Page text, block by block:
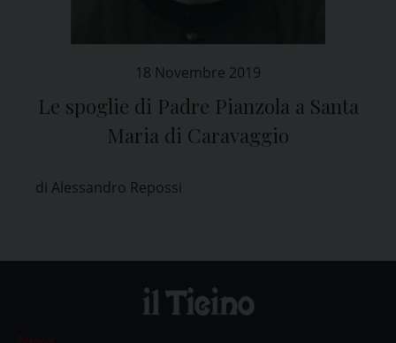
18 Novembre 2019
Le spoglie di Padre Pianzola a Santa
Maria di Caravaggio
di Alessandro Repossi